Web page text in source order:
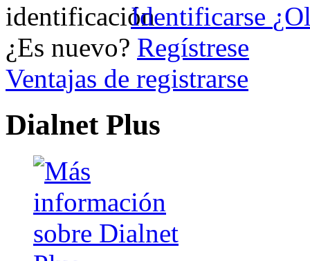
Identificarse
¿Es nuevo? Regístrese
Ventajas de registrarse
Dialnet Plus